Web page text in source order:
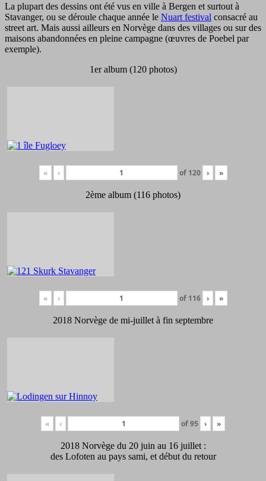
La plupart des dessins ont été vus en ville à Bergen et surtout à
Stavanger, ou se déroule chaque année le Nuart festival consacré au
street art. Mais aussi ailleurs en Norvège dans des villages ou sur des
maisons abandonnées en pleine campagne (œuvres de Poebel par
exemple).
1er album (120 photos)
« ‹ of 120 › »
2ème album (116 photos)
« ‹ of 116 › »
2018 Norvège de mi-juillet à fin septembre
« ‹ of95 › »
2018 Norvège du 20 juin au 16 juillet :
des Lofoten au pays sami, et début du retour